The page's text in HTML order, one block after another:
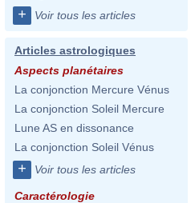
+ Voir tous les articles
Articles astrologiques
Aspects planétaires
La conjonction Mercure Vénus
La conjonction Soleil Mercure
Lune AS en dissonance
La conjonction Soleil Vénus
+ Voir tous les articles
Caractérologie